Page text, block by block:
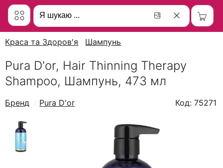
Краса та Здоров'я Шампунь
Pura D'or, Hair Thinning Therapy
Shampoo, Шампунь, 473 мл
Бренд Pura D'or Код: 75271